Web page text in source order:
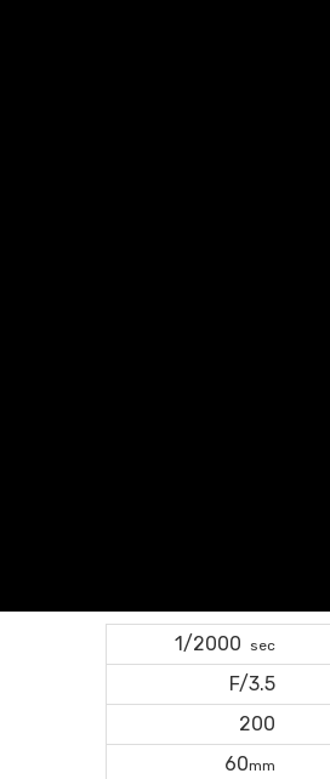
sec
1/2000
F/3.5
200
60mm